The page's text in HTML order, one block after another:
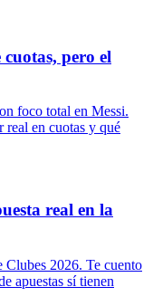
pero el
foco total en Messi.
real en cuotas y qué
real en la
Clubes 2026. Te cuento
apuestas sí tienen